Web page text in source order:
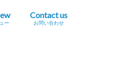
ー
Contact us
お問い合わせ